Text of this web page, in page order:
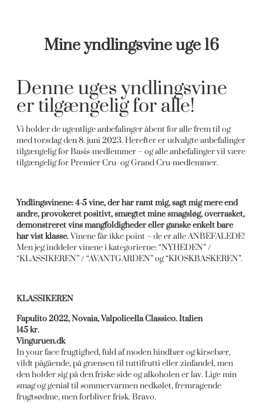
Mine yndlingsvine uge 16
Denne uges yndlingsvine
er tilgængelig for alle!
Vi holder de ugentlige anbefalinger åbent for alle frem til og
med torsdag den 8. juni 2023. Herefter er udvalgte anbefalinger
tilgængelig for Basis-medlemmer – og alle anbefalinger vil være
tilgængelig for Premier Cru- og Grand Cru-medlemmer.
Yndlingsvinene: 4-5 vine, der har ramt mig, sagt mig mere end
andre, provokeret positivt, smægtet mine smagsløg, overrasket,
demonstreret vins mangfoldigheder eller ganske enkelt bare
har vist klasse.Vinene får ikke point – de er alle ANBEFALEDE!
Men jeg inddeler vinene i kategorierne: “NYHEDEN” /
“KLASSIKEREN” / “AVANTGARDEN” og “KIOSKBASKEREN”.
KLASSIKEREN
Fapulito 2022, Novaia, Valpolicella Classico. Italien
145 kr.
Vinguruen.dk
In your face frugtighed, fuld af moden hindbær og kirsebær,
vildt pågående, på grænsen til tuttifrutti eller zinfandel, men
den holder sig på den friske side og alkoholen er lav. Lige min
smag og genial til sommervarmen nedkølet, fremragende
frugtsødme, men forbliver frisk. Bravo.